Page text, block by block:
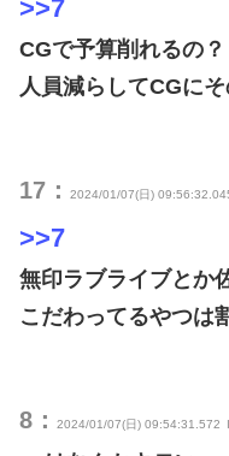
>>7
CGで予算削れるの？
人員減らしてCGに
17： 2024/01/07(日)
>>7
無印ラブライブとか
こだわってるやつは
8： 2024/01/07(日) 09:54:31.572